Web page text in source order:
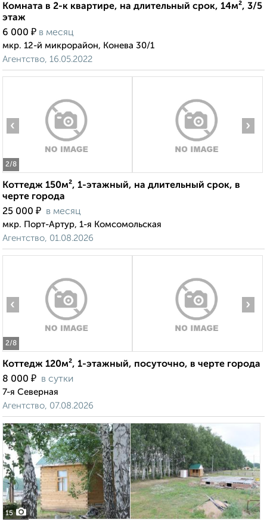
Комната в 2-к квартире, на длительный срок, 14м², 3/5
этаж
6 000 ₽ в месяц
мкр. 12-й микрорайон, Конева 30/1
Агентство, 16.05.2022
2/8
‹ ›
Коттедж 150м², 1-этажный, на длительный срок, в
черте города
25 000 ₽ в месяц
мкр. Порт-Артур, 1-я Комсомольская
Агентство, 01.08.2026
2/8
‹ ›
Коттедж 120м², 1-этажный, посуточно, в черте города
8 000 ₽ в сутки
7-я Северная
Агентство, 07.08.2026
15